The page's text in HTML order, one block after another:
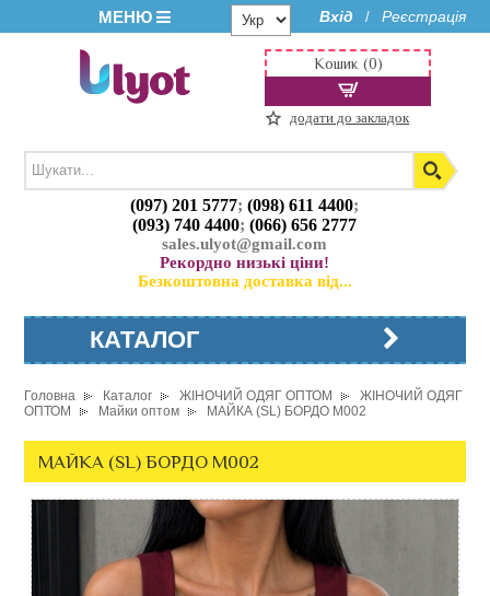
МЕНЮ Вхід / Реєстрація
(097) 201 5777;(098) 611 4400;
(093) 740 4400;(066) 656 2777
sales.ulyot@gmail.com
Рекордно низькі ціни!
Безкоштовна доставка від...
Кошик (0)
додати до закладок
КАТАЛОГ
Головна Каталог ЖІНОЧИЙ ОДЯГ ОПТОМ
ЖІНОЧИЙ ОДЯГ
ОПТОМ
Майки оптом МАЙКА (SL) БОРДО M002
МАЙКА (SL) БОРДО M002